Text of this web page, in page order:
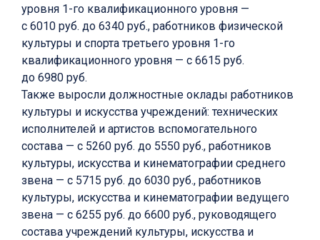
уровня 1-го квалификационного уровня —
с 6010 руб. до 6340 руб., работников физической
культуры и спорта третьего уровня 1-го
квалификационного уровня — с 6615 руб.
до 6980 руб.
Также выросли должностные оклады работников
культуры и искусства учреждений: технических
исполнителей и артистов вспомогательного
состава — с 5260 руб. до 5550 руб., работников
культуры, искусства и кинематографии среднего
звена — с 5715 руб. до 6030 руб., работников
культуры, искусства и кинематографии ведущего
звена — с 6255 руб. до 6600 руб., руководящего
состава учреждений культуры, искусства и